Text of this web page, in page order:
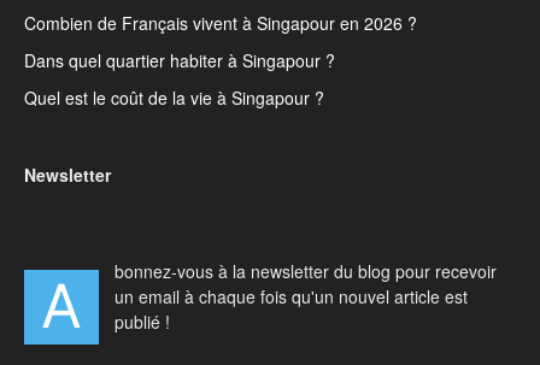
Combien de Français vivent à Singapour en 2026 ?
Dans quel quartier habiter à Singapour ?
Quel est le coût de la vie à Singapour ?
Newsletter
A
bonnez-vous à la newsletter du blog pour recevoir
un email à chaque fois qu'un nouvel article est
publié !